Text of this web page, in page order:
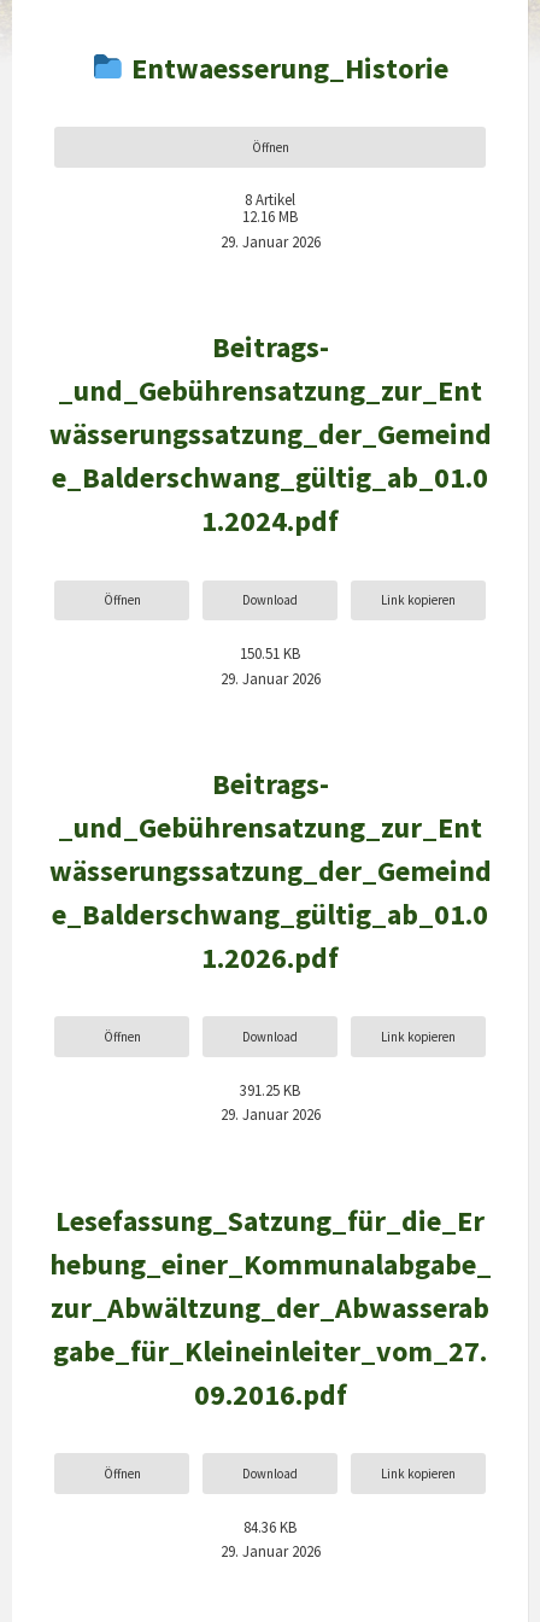
Entwaesserung_Historie
Öffnen
8Artikel
12.16 MB
29. Januar 2026
Beitrags-
_und_Gebührensatzung_zur_Ent
wässerungssatzung_der_Gemeind
e_Balderschwang_gültig_ab_01.0
1.2024.pdf
Öffnen Download Link kopieren
150.51 KB
29. Januar 2026
Beitrags-
_und_Gebührensatzung_zur_Ent
wässerungssatzung_der_Gemeind
e_Balderschwang_gültig_ab_01.0
1.2026.pdf
Öffnen Download Link kopieren
391.25 KB
29. Januar 2026
Lesefassung_Satzung_für_die_Er
hebung_einer_Kommunalabgabe_
zur_Abwältzung_der_Abwasserab
gabe_für_Kleineinleiter_vom_27.
09.2016.pdf
Öffnen Download Link kopieren
84.36 KB
29. Januar 2026